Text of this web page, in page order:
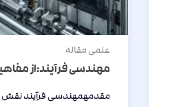
علمی مقاله
مهندسی فرآیند:از
مقدمهمهندسی فرآیند نقش